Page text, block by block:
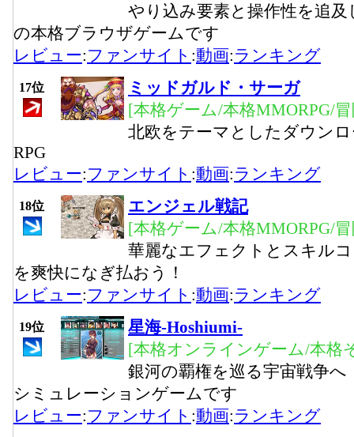
やり込み要素と操作性を追
の本格ブラウザゲームです
レビュー:ファンサイト :動画:ランキング
17位
ミッドガルド・サーガ
[本格ゲーム/本格MMORPG/
北欧をテーマとしたダウン
RPG
レビュー:ファンサイト :動画:ランキング
18位
エンジェル戦記
[本格ゲーム/本格MMORPG/
華麗なエフェクトとスキル
を爽快になぎ払おう！
レビュー:ファンサイト :動画:ランキング
19位
星海-Hoshiumi-
[本格オンラインゲーム/本格
銀河の覇権を巡る宇宙戦争
シミュレーションゲームです
レビュー:ファンサイト :動画:ランキング